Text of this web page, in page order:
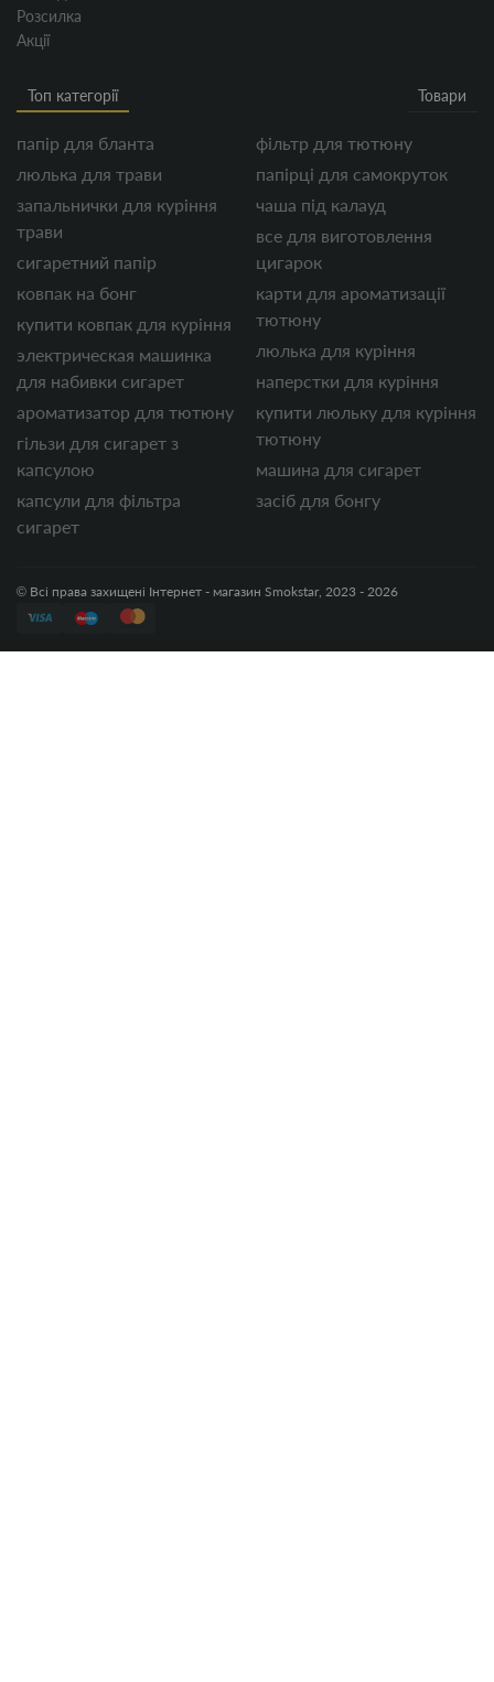
Розсилка
Акції
Топ категорії Товари
папір для бланта
люлька для трави
запальнички для куріння
трави
сигаретний папір
ковпак на бонг
купити ковпак для куріння
электрическая машинка
для набивки сигарет
ароматизатор для тютюну
гільзи для сигарет з
капсулою
капсули для фільтра
сигарет
фільтр для тютюну
папірці для самокруток
чаша під калауд
все для виготовлення
цигарок
карти для ароматизації
тютюну
люлька для куріння
наперстки для куріння
купити люльку для куріння
тютюну
машина для сигарет
засіб для бонгу
© Всі права захищені Інтернет - магазин Smokstar, 2023 - 2026